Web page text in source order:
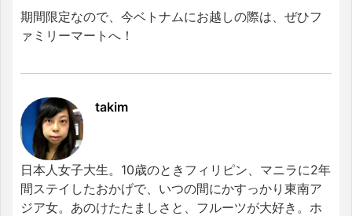
期間限定なので、今ベトナムにお越しの際は、ぜひフ
ァミリーマートへ！
takim
日本人女子大生。10歳のときフィリピン、マニラに2年
間ステイしたおかげで、いつの間にかすっかり東南ア
ジア女。あのけたたましさと、フルーツが大好き。ホ